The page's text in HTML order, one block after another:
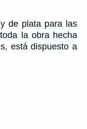
de plata para las
la obra hecha
está dispuesto a